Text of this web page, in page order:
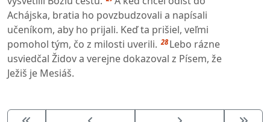
Achájska, bratia ho povzbudzovali a napísali
učeníkom, aby ho prijali. Keď ta prišiel, veľmi
pomohol tým, čo z milosti uverili. 28 Lebo rázne
usviedčal Židov a verejne dokazoval z Písem, že
Ježiš je Mesiáš.